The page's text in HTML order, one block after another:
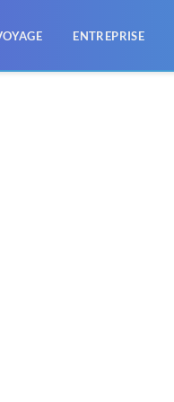
ENTREPRISE